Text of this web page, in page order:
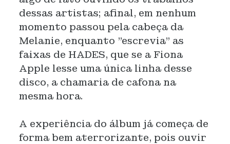
dessas artistas; afinal, em nenhum
momento passou pela cabeça da
Melanie, enquanto "escrevia" as
faixas de HADES, que se a Fiona
Apple lesse uma única linha desse
disco, a chamaria de cafona na
mesma hora.
A experiência do álbum já começa de
forma bem aterrorizante, pois ouvir